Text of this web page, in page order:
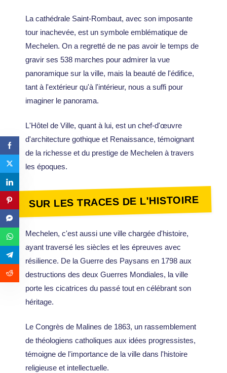
La cathédrale Saint-Rombaut, avec son imposante
tour inachevée, est un symbole emblématique de
Mechelen. On a regretté de ne pas avoir le temps de
gravir ses 538 marches pour admirer la vue
panoramique sur la ville, mais la beauté de l'édifice,
tant à l'extérieur qu'à l'intérieur, nous a suffi pour
imaginer le panorama.
L'Hôtel de Ville, quant à lui, est un chef-d'œuvre
d'architecture gothique et Renaissance, témoignant
de la richesse et du prestige de Mechelen à travers
les époques.
SUR LES TRACES DE L'HISTOIRE
Mechelen, c'est aussi une ville chargée d'histoire,
ayant traversé les siècles et les épreuves avec
résilience. De la Guerre des Paysans en 1798 aux
destructions des deux Guerres Mondiales, la ville
porte les cicatrices du passé tout en célébrant son
héritage.
Le Congrès de Malines de 1863, un rassemblement
de théologiens catholiques aux idées progressistes,
témoigne de l'importance de la ville dans l'histoire
religieuse et intellectuelle.